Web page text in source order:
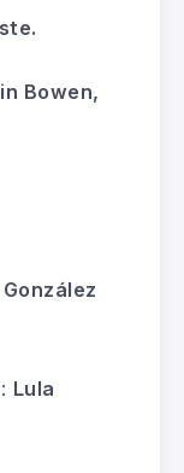
Bowen,
Lula